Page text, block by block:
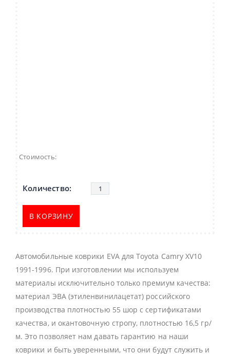
Стоимость:
В КОРЗИНУ
Автомобильные коврики EVA для Toyota Camry XV10
1991-1996. При изготовлении мы используем
материалы исключительно только премиум качества:
материал ЭВА (этиленвинилацетат) российского
производства плотностью 55 шор с сертификатами
качества, и окантовочную стропу, плотностью 16,5 гр/
м. Это позволяет нам давать гарантию на наши
коврики и быть уверенными, что они будут служить и